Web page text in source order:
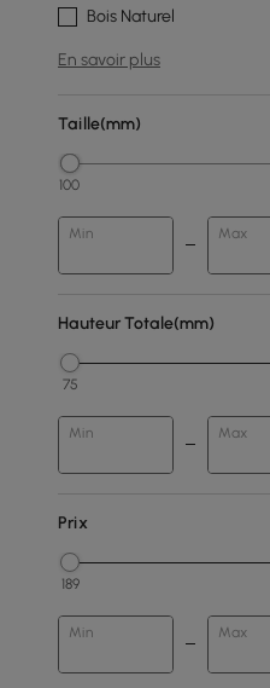
Bois Naturel
En savoir plus
Taille(mm)
100
Min Max
Hauteur Totale(mm)
75
Min Max
Prix
189
Min Max